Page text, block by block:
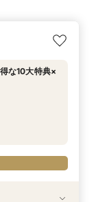
な10大特典×